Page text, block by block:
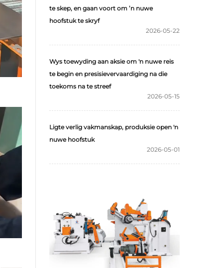
te skep, en gaan voort om ’n nuwe
hoofstuk te skryf
2026-05-22
Wys toewyding aan aksie om 'n nuwe reis
te begin en presisievervaardiging na die
toekoms na te streef
2026-05-15
Ligte verlig vakmanskap, produksie open 'n
nuwe hoofstuk
2026-05-01